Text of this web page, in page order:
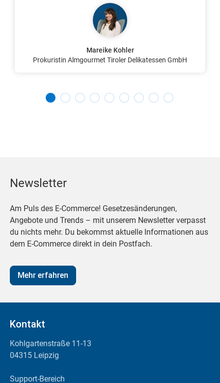
Mareike Kohler
Prokuristin Almgourmet Tiroler Delikatessen GmbH
Newsletter
Am Puls des E-Commerce! Gesetzesänderungen,
Angebote und Trends – mit unserem Newsletter verpasst
du nichts mehr. Du bekommst aktuelle Informationen aus
dem E-Commerce direkt in dein Postfach.
Mehr erfahren
Kontakt
Kohlgartenstraße 11-13
04315 Leipzig
Support-Bereich